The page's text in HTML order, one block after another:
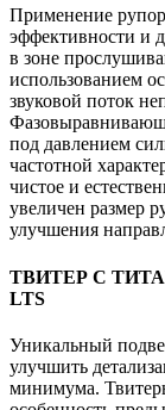
Применение
эффективности и
в зоне
использованием
звуковой поток
под давлением
частотной
чистое и
увеличен размер
улучшения
ТВИТЕР С
LTS
Уникальный
улучшить
минимума.